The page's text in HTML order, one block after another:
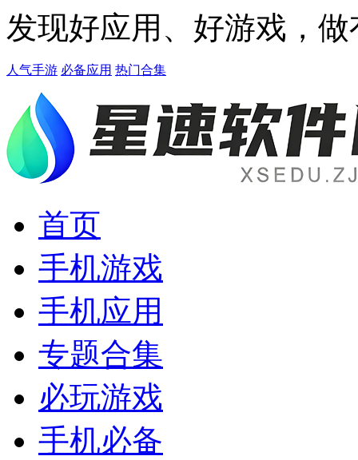
发现好应用、好游戏，
人气手游 必备应用 热门合集
首页
手机游戏
手机应用
专题合集
必玩游戏
手机必备